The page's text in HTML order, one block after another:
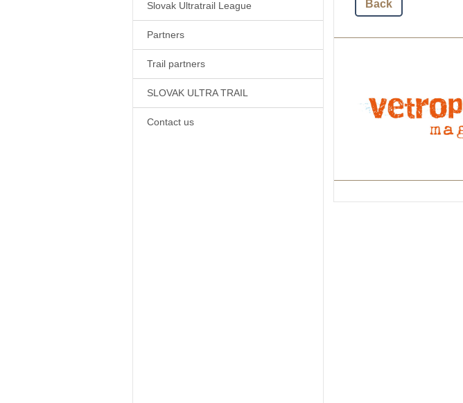
Slovak Ultratrail League
Partners
Trail partners
SLOVAK ULTRA TRAIL
Contact us
Back